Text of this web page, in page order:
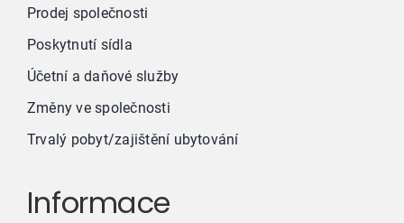
Prodej společnosti
Poskytnutí sídla
Účetní a daňové služby
Změny ve společnosti
Trvalý pobyt/zajištění ubytování
Informace